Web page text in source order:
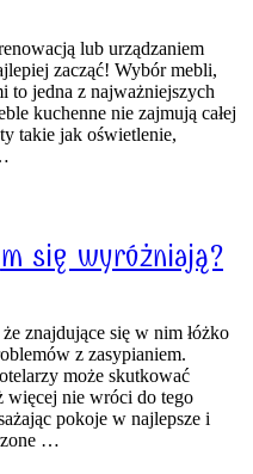
lub urządzaniem
zacząć! Wybór mebli,
to jedna z najważniejszych
kuchenne nie zajmują całej
takie jak oświetlenie,
się wyróżniają?
znajdujące się w nim łóżko
z zasypianiem.
może skutkować
więcej nie wróci do tego
pokoje w najlepsze i
…